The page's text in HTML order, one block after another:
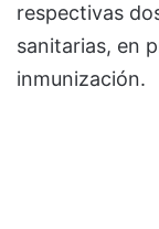
respectivas
sanitarias, en
inmunización.